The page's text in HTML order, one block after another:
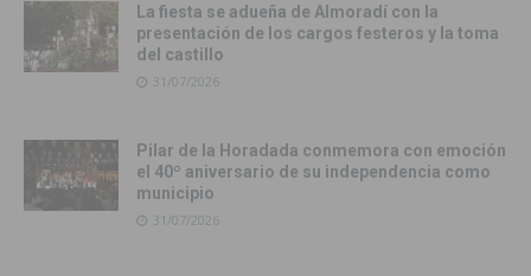
La fiesta se adueña de Almoradí con la
presentación de los cargos festeros y la toma
del castillo
31/07/2026
Pilar de la Horadada conmemora con emoción
el 40º aniversario de su independencia como
municipio
31/07/2026